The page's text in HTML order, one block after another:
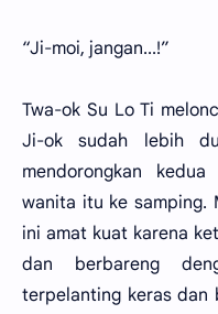
“Ji-moi, jangan...!”
Twa-ok Su Lo Ti
Ji-ok sudah lebih
mendorongkan
wanita itu ke samping.
ini amat kuat karena
dan berbareng
terpelanting keras dan